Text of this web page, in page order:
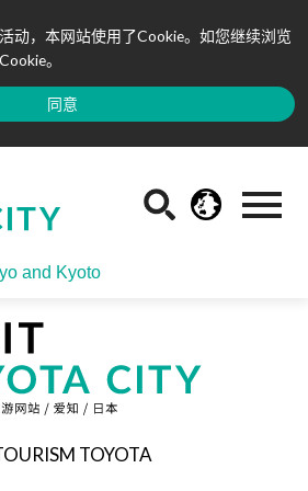
动，本网站使用了Cookie。如您继续浏览
。
同意
and Kyoto
TOYOTA